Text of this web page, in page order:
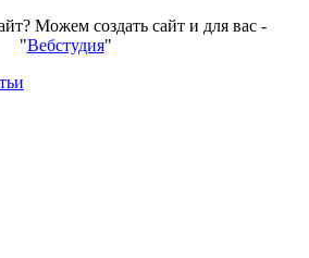
Можем создать сайт и для вас -
"Вебстудия"